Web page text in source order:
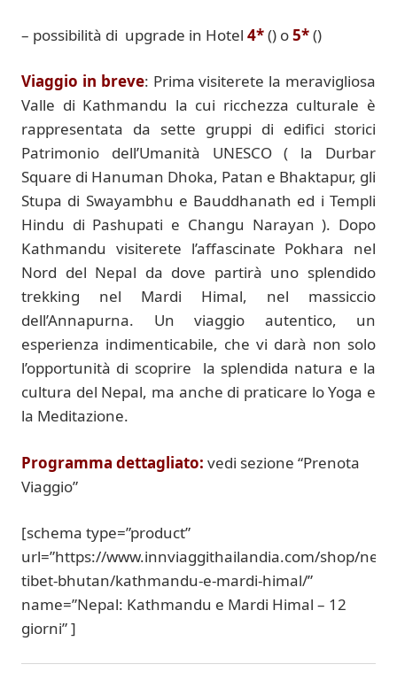
– possibilità di upgrade in Hotel 4*() o5*()
Viaggio in breve: Prima visiterete la meravigliosa
Valle di Kathmandu la cui ricchezza culturale è
rappresentata da sette gruppi di edifici storici
Patrimonio dell’Umanità UNESCO ( la Durbar
Square di Hanuman Dhoka, Patan e Bhaktapur, gli
Stupa di Swayambhu e Bauddhanath ed i Templi
Hindu di Pashupati e Changu Narayan ). Dopo
Kathmandu visiterete l’affascinate Pokhara nel
Nord del Nepal da dove partirà uno splendido
trekking nel Mardi Himal, nel massiccio
dell’Annapurna. Un viaggio autentico, un
esperienza indimenticabile, che vi darà non solo
l’opportunità di scoprire la splendida natura e la
cultura del Nepal, ma anche di praticare lo Yoga e
la Meditazione.
Programma dettagliato: vedi sezione “Prenota
Viaggio”
[schema type=”product”
url=”https://www.innviaggithailandia.com/shop/
tibet-bhutan/kathmandu-e-mardi-himal/”
name=”Nepal: Kathmandu e Mardi Himal – 12
giorni” ]